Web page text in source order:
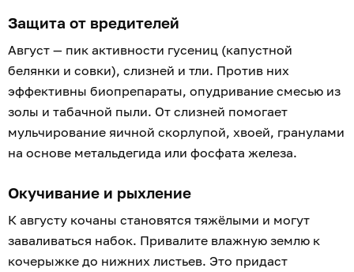
Защита от вредителей
Август — пик активности гусениц (капустной
белянки и совки), слизней и тли. Против них
эффективны биопрепараты, опудривание смесью из
золы и табачной пыли. От слизней помогает
мульчирование яичной скорлупой, хвоей, гранулами
на основе метальдегида или фосфата железа.
Окучивание и рыхление
К августу кочаны становятся тяжёлыми и могут
заваливаться набок. Привалите влажную землю к
кочерыжке до нижних листьев. Это придаст